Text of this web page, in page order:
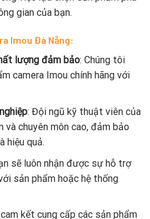
gian của bạn.
Imou Đà Nẵng:
lượng đảm bảo: Chúng tôi
camera Imou chính hãng với
: Đội ngũ kỹ thuật viên của
và chuyên môn cao, đảm bảo
hiệu quả.
sẽ luôn nhận được sự hỗ trợ
sản phẩm hoặc hệ thống
kết cung cấp các sản phẩm